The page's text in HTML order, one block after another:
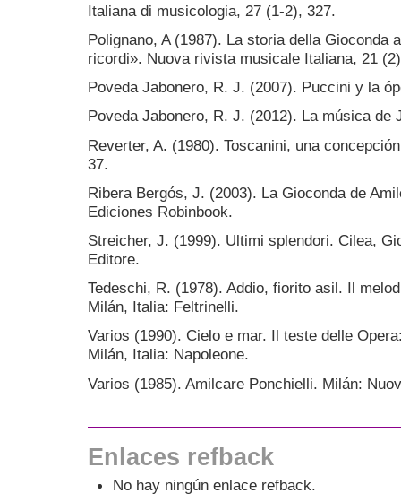
Italiana di musicologia, 27 (1-2), 327.
Polignano, A (1987). La storia della Gioconda
ricordi». Nuova rivista musicale Italiana, 21
Poveda Jabonero, R. J. (2007). Puccini y la
Poveda Jabonero, R. J. (2012). La música de
Reverter, A. (1980). Toscanini, una
37.
Ribera Bergós, J. (2003). La Gioconda de
Ediciones Robinbook.
Streicher, J. (1999). Ultimi splendori. Cilea,
Editore.
Tedeschi, R. (1978). Addio, fiorito asil. Il
Milán, Italia: Feltrinelli.
Varios (1990). Cielo e mar. Il teste delle
Milán, Italia: Napoleone.
Varios (1985). Amilcare Ponchielli. Milán:
Enlaces refback
No hay ningún enlace refback.